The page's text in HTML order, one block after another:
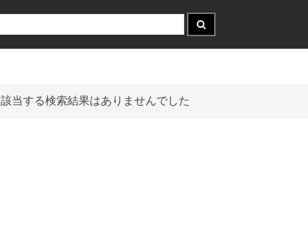
該当する検索結果はありませんでした